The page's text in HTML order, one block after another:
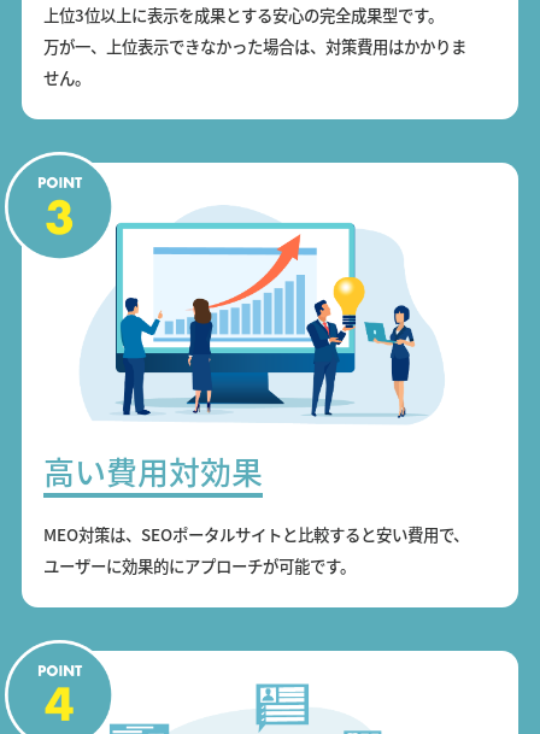
上位3位以上に表示を成果とする安心の完全成果型です。
万が一、上位表示できなかった場合は、対策費用はかかりま
せん。
高い費用対効果
MEO対策は、SEOポータルサイトと比較すると安い費用で、
ユーザーに効果的にアプローチが可能です。